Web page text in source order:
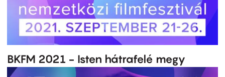
BKFM 2021 - Isten hátrafelé megy